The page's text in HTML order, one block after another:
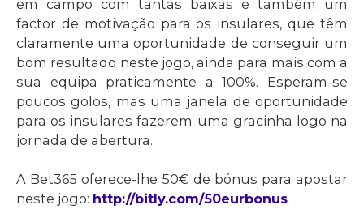
em campo com tantas baixas é também um
factor de motivação para os insulares, que têm
claramente uma oportunidade de conseguir um
bom resultado neste jogo, ainda para mais com a
sua equipa praticamente a 100%. Esperam-se
poucos golos, mas uma janela de oportunidade
para os insulares fazerem uma gracinha logo na
jornada de abertura.
A Bet365 oferece-lhe 50€ de bónus para apostar
neste jogo: http://bitly.com/50eurbonus